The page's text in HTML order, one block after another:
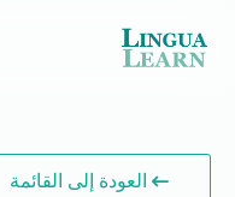
العودة إلى القائمة